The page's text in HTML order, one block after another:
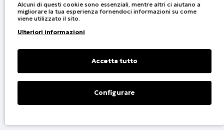
Dress | Rosa
Codice: 46-226279-7
1 2
Alcuni di questi cookie sono essenziali, mentre altri ci aiutano a
migliorare la tua esperienza fornendoci informazioni su come
viene utilizzato il sito.
Ulteriori informazioni
Accetta tutto
Configurare